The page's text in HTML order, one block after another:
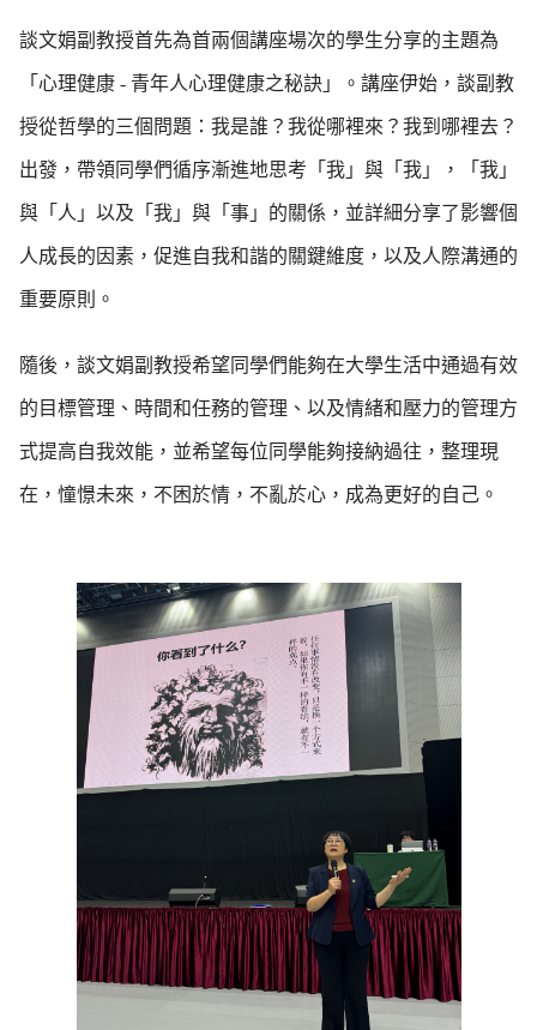
談文娟副教授首先為首兩個講座場次的學生分享的主題為
「心理健康 - 青年人心理健康之秘訣」。講座伊始，談副教
授從哲學的三個問題：我是誰？我從哪裡來？我到哪裡去？
出發，帶領同學們循序漸進地思考「我」與「我」，「我」
與「人」以及「我」與「事」的關係，並詳細分享了影響個
人成長的因素，促進自我和諧的關鍵維度，以及人際溝通的
重要原則。
隨後，談文娟副教授希望同學們能夠在大學生活中通過有效
的目標管理、時間和任務的管理、以及情緒和壓力的管理方
式提高自我效能，並希望每位同學能夠接納過往，整理現
在，憧憬未來，不困於情，不亂於心，成為更好的自己。